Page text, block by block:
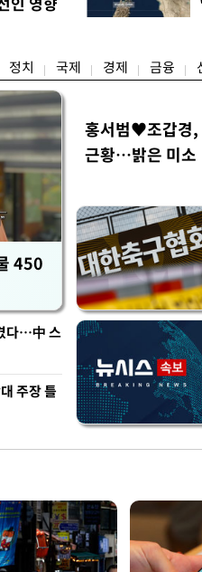
면 브리핑에서 밝혔다 회의
정치 국제 경제 금융
450
홍서범♥조갑경,
근황…밝은 미소
다…中 스
주장 틀